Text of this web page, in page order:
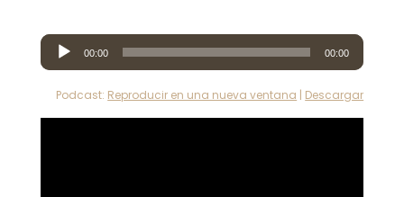
Reproductor
de
audio
00:00 00:00
Podcast: Reproducir en una nueva ventana | Descargar